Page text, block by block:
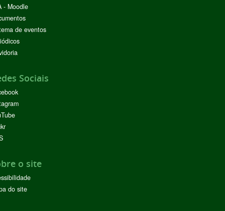
- Moodle
de eventos
Sociais
o site
do site